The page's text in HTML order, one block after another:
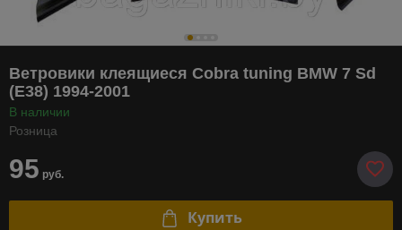
Ветровики клеящиеся Cobra tuning BMW 7 Sd
(E38) 1994-2001
В наличии
Розница
95 руб.
Купить